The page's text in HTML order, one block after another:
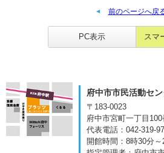
前のページへ戻
PC表示 スマ
府中市市民活動セ
〒183-0023
府中市宮町一丁目
代表電話：042-319-
開館時間：8時30分～